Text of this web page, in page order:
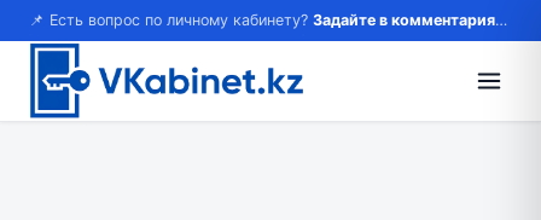
📌 Есть вопрос по личному кабинету? Задайте в комментариях — ответим!